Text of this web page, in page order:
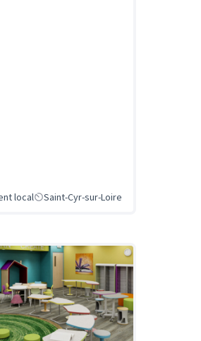
local Saint-Cyr-sur-Loire